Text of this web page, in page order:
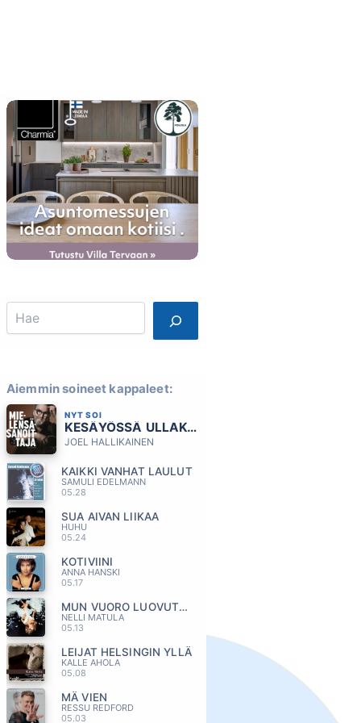
Search
Aiemmin soineet kappaleet:
NYT SOI
KESÄYÖSSÄ ULLAKOLLA
JOEL HALLIKAINEN
KAIKKI VANHAT LAULUT
SAMULI EDELMANN
05.28
SUA AIVAN LIIKAA
HUHU
05.24
KOTIVIINI
ANNA HANSKI
05.17
MUN VUORO LUOVUTTAA
NELLI MATULA
05.13
LEIJAT HELSINGIN YLLÄ
KALLE AHOLA
05.08
MÄ VIEN
RESSU REDFORD
05.03